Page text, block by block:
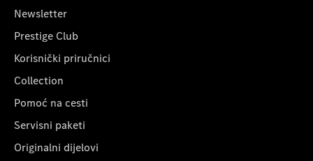
Newsletter
Prestige Club
Korisnički priručnici
Collection
Pomoć na cesti
Servisni paketi
Originalni dijelovi